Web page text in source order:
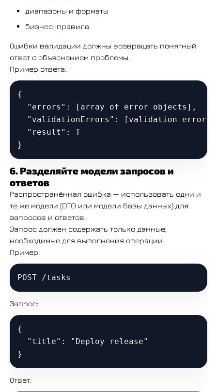
диапазоны и форматы
бизнес-правила
Ошибки валидации должны возвращать понятный
ответ с объяснением проблемы.
Пример ответа:
{
  "errors": [array of error objects],
"validationErrors": [validation error
  "result": T
6. Разделяйте модели запросов и
ответов
Распространённая ошибка — использовать одни и
те же модели (DTO или модели базы данных) для
запросов и ответов.
Запрос должен содержать только данные,
необходимые для выполнения операции.
Пример:
Запрос:
{
  "title": "Deploy release"
Ответ: